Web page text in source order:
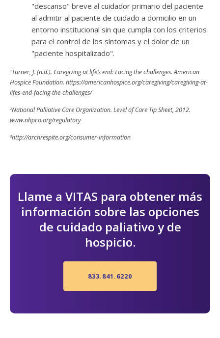
"descanso" breve al cuidador primario del paciente
al admitir al paciente de cuidado a domicilio en un
entorno institucional sin que cumpla con los criterios
para el control de los síntomas y el dolor de un
"paciente hospitalizado".
1Turner, J. (n.d.). Caregiving at life’s end: Facing the challenges. American
Hospice Foundation. https://americanhospice.org/caregiving/caregiving-at-
lifes-end-facing-the-challenges/
2National Palliative Care Organization. Level of Care Tip Sheet, 2012.
www.nhpco.org/regulatory
3http://archrespite.org/consumer-information
Llame a VITAS para obtener más
información sobre las opciones
de cuidado paliativo y de
hospicio.
833.841.6220